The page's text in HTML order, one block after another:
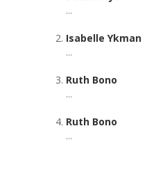
...
Isabelle Ykman
...
Ruth Bono
...
Ruth Bono
...